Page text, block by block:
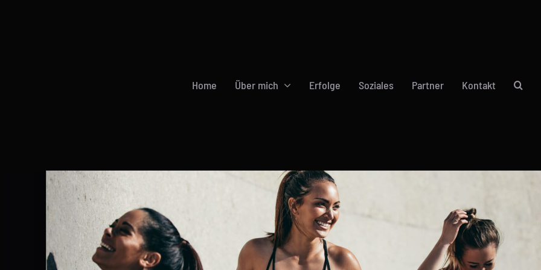
Home Über mich Erfolge Soziales Partner Kontakt